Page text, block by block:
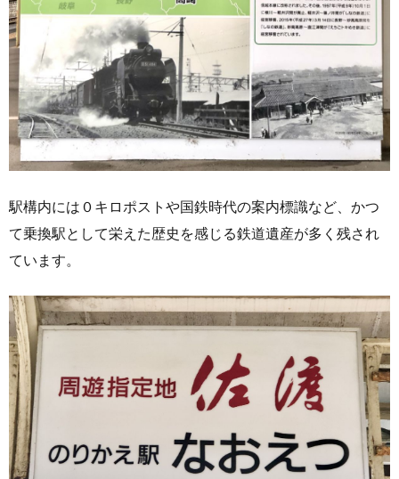
駅構内には０キロポストや国鉄時代の案内標識など、かつ
て乗換駅として栄えた歴史を感じる鉄道遺産が多く残され
ています。